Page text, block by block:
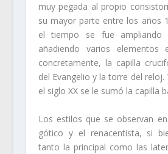
muy pegada al propio
su mayor parte entre los años
el tiempo se fue
añadiendo varios elementos
concretamente, la capilla
del Evangelio y la torre del reloj.
el siglo XX se le sumó la capilla
Los estilos que se observan
gótico y el renacentista, si
tanto la principal como las